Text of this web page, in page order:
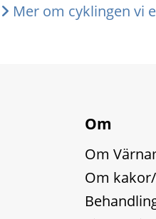
Mer om cyklingen vi
Om
Om
Om